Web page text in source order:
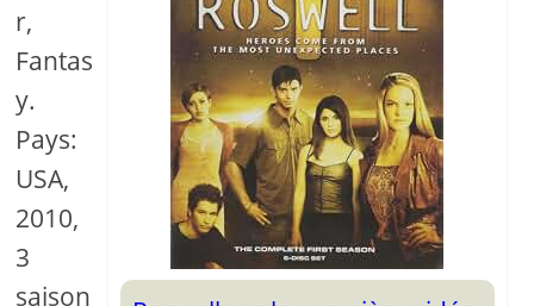
r,
Fantas
y.
Pays:
USA,
2010,
3
saison